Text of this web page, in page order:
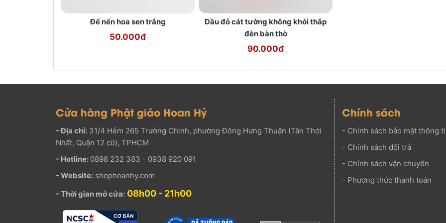
Đế nến hoa sen trắng
50.000đ
Dầu đỏ cát tường không khói thắp
đèn bàn thờ
90.000đ
Cửa hàng Phật giáo Hoan Hỷ
- Địa chỉ: 31/4 Hẻm 265 Trường Chinh, phường Đông Hưng Thuận (Tân Thới
Nhất, Quận 12 cũ), TPHCM
- Hotline: 0898 232 383 - 0938 920 091
- Website: shophoanhy.com
- Thời gian mở cửa: 08h00 - 21h00
Chính sách
- Chính sách bảo mật thông
- Chính sách đổi trả
- Chính sách vận chuyển
- Phương thức thanh toán